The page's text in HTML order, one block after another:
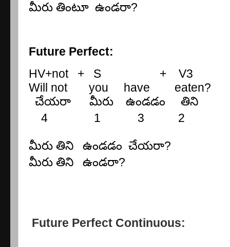
మీరు తింటూ ఉండరా?
Future Perfect:
HV+not + S + V3
Will not you have
eaten?
చేయరా
మీరు ఉండడం
తిని
4 1 3 2
మీరు తిని ఉండడం చేయరా?
మీరు తిని ఉండరా?
Future Perfect Continuous: